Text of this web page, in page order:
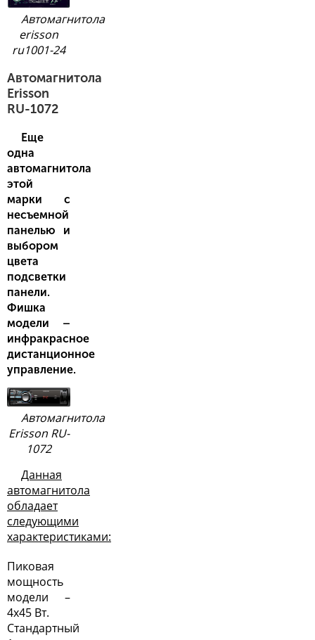
Автомагнитола
erisson
ru1001-24
Автомагнитола
Erisson
RU-1072
Еще
одна
автомагнитола
этой
марки с
несъемной
панелью и
выбором
цвета
подсветки
панели.
Фишка
модели –
инфракрасное
дистанционное
управление.
Автомагнитола
Erisson RU-
1072
Данная
автомагнитола
обладает
следующими
характеристиками:
Пиковая
мощность
модели –
4х45 Вт.
Стандартный